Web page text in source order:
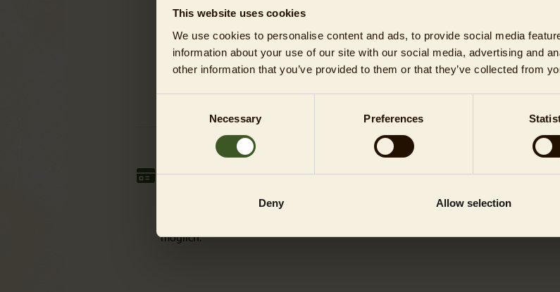
This website uses cookies
We use cookies to personalise content and ads, to provide social media
information about your use of our site with our social media, advertising and
other information that you’ve provided to them or that they’ve collected from
Necessary Preferences
Deny Allow selection
Die Patenschaft ist ein
Zahlungsweise
wählen Sie bitte PayPal aus. Dies
möglich.